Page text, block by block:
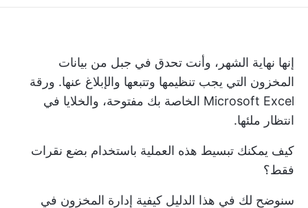
إنها نهاية الشهر، وأنت تحدق في جبل من بيانات
المخزون التي يجب تنظيمها وتتبعها والإبلاغ عنها. ورقة
Microsoft Excel الخاصة بك مفتوحة، والخلايا في
انتظار ملئها.
كيف يمكنك تبسيط هذه العملية باستخدام بضع نقرات
فقط؟
سنوضح لك في هذا الدليل كيفية إدارة المخزون في